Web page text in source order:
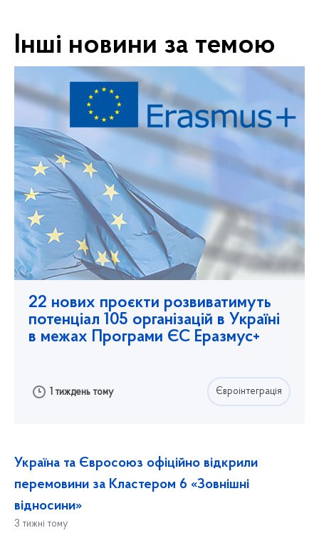
Інші новини за темою
22 нових проєкти розвиватимуть
потенціал 105 організацій в Україні
в межах Програми ЄС Еразмус+
1 тиждень тому Євроінтеграція
Україна та Євросоюз офіційно відкрили
перемовини за Кластером 6 «Зовнішні
відносини»
3 тижні тому